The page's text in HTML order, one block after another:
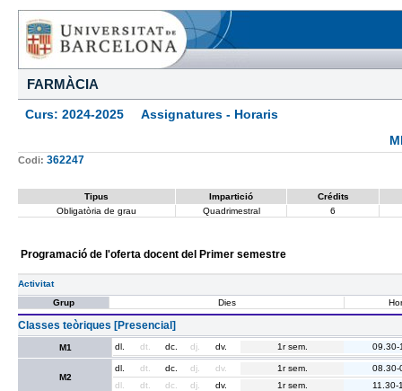
FARMÀCIA
Curs: 2024-2025 Assignatures - Horaris
Codi: 362247
Tipus Impartició
Crédits
Obligatòria de grau
Quadrimestral 6
Programació de l'oferta docent del Primer semestre
Activitat
Grup
Dies
Classes teòriques [Presencial]
M1 dl. dt. dc. dj. dv. 1r sem. 09.30-
M2
dl. dt. dc. dj. dv. 1r sem.
08.30-
dl.
dt. dc. dj. dv. 1r sem. 11.30-